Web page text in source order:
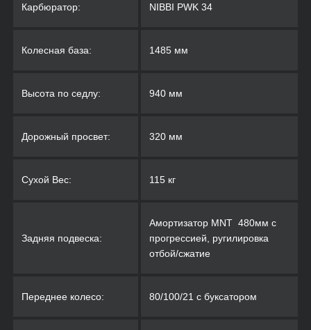
Карбюратор: NIBBI PWK 34
Колесная база: 1485 мм
Высота по седлу: 940 мм
Дорожный просвет: 320 мм
Сухой Вес: 115 кг
Задняя подвеска:
Амортизатор MNT 480мм с
прогрессией, ругилировка
отбой/сжатие
Переднее колесо: 80/100/21 с буксатором